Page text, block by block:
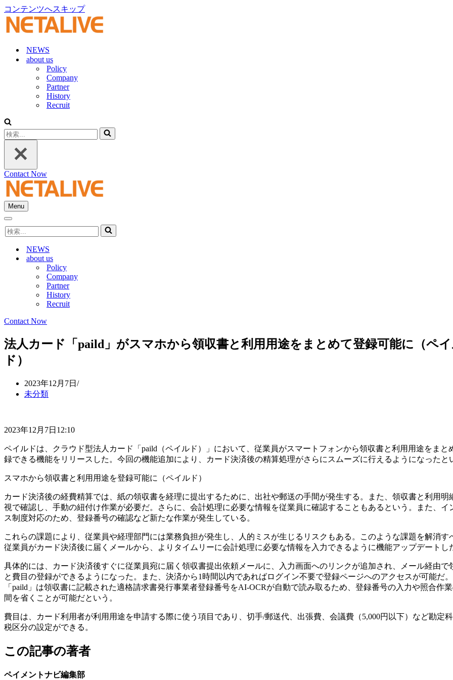
コンテンツへスキップ
NEWS
about us
Policy
Company
Partner
History
Recruit
検
索...
Contact Now
Menu
ナ
ゲ
シ
ョ
ナ
ビ
検
索...
NEWS
about us
Policy
Company
Partner
History
Recruit
Contact Now
法人カード「paild」がスマホから領収書と利用用途をまとめて登録可能に（ペ
ド）
2023年12月7日
未分類
2023年12月7日12:10
ペイルドは、クラウド型法人カード「paild（ペイルド）」において、従業員がスマートフォンから領収書と利用用途をまと
録できる機能をリリースした。今回の機能追加により、カード決済後の精算処理がさらにスムーズに行えるようになったと
スマホから領収書と利用用途を登録可能に（ペイルド）
カード決済後の経費精算では、紙の領収書を経理に提出するために、出社や郵送の手間が発生する。また、領収書と利用明
視で確認し、手動の紐付け作業が必要だ。さらに、会計処理に必要な情報を従業員に確認することもあるという。また、イ
ス制度対応のため、登録番号の確認など新たな作業が発生している。
これらの課題により、従業員や経理部門には業務負担が発生し、人的ミスが生じるリスクもある。このような課題を解消す
従業員がカード決済後に届くメールから、よりタイムリーに会計処理に必要な情報を入力できるように機能アップデートし
具体的には、カード決済後すぐに従業員宛に届く領収書提出依頼メールに、入力画面へのリンクが追加され、メール経由で
と費目の登録ができるようになった。また、決済から1時間以内であればログイン不要で登録ページへのアクセスが可能だ
「paild」は領収書に記載された適格請求書発行事業者登録番号をAI-OCRが自動で読み取るため、登録番号の入力や照合作
間を省くことが可能だという。
費目は、カード利用者が利用用途を申請する際に使う項目であり、切手/郵送代、出張費、会議費（5,000円以下）など勘定
税区分の設定ができる。
この記事の著者
ペイメントナビ編集部